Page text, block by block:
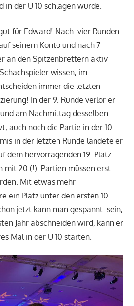
in der U 10 schlagen würde.
für Edward! Nach vier Runden
seinem Konto und nach 7
an den Spitzenbrettern aktiv
wissen, im
immer die letzten
In der 9. Runde verlor er
am Nachmittag desselben
auch noch die Partie in der 10.
in der letzten Runde landete er
dem hervorragenden 19. Platz.
mit 20 (!) Partien müssen erst
Mit etwas mehr
ein Platz unter den ersten 10
jetzt kann man gespannt sein,
Jahr abschneiden wird, kann er
Mal in der U 10 starten.